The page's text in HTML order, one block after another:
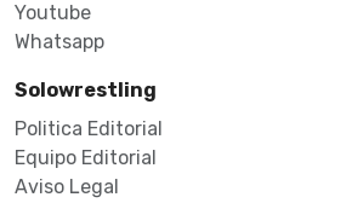
Youtube
Whatsapp
Solowrestling
Politica Editorial
Equipo Editorial
Aviso Legal